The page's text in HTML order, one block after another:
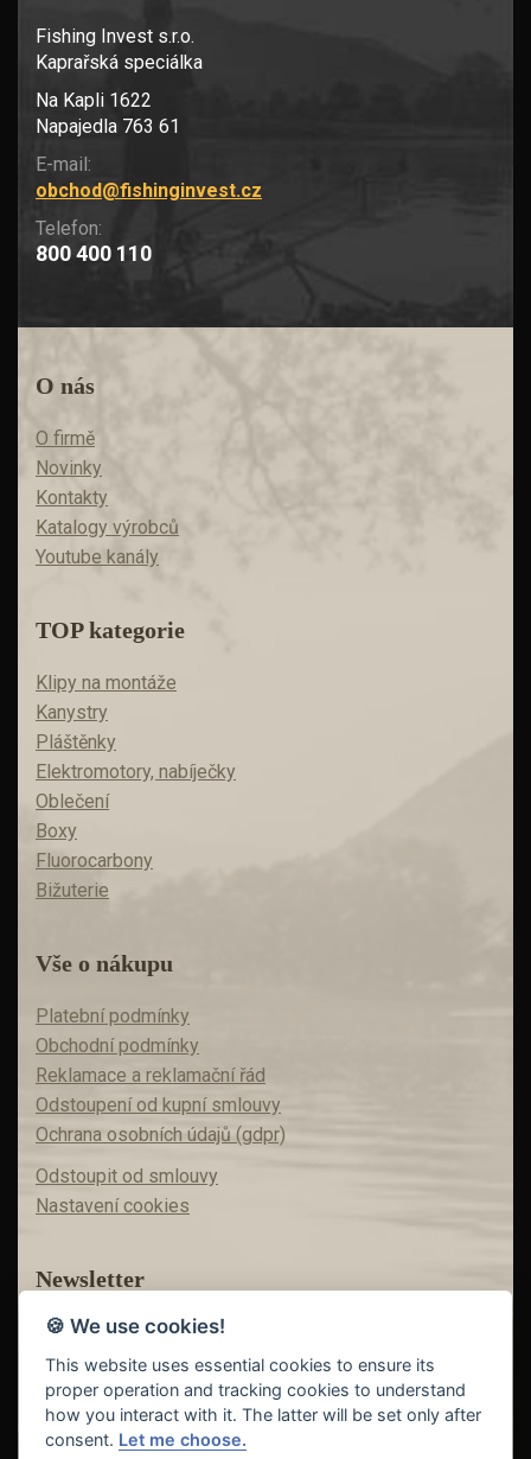
Fishing Invest s.r.o.
Kaprařská speciálka
Na Kapli 1622
Napajedla 763 61
E-mail:
obchod@fishinginvest.cz
Telefon:
800 400 110
O nás
O firmě
Novinky
Kontakty
Katalogy výrobců
Youtube kanály
TOP kategorie
Klipy na montáže
Kanystry
Pláštěnky
Elektromotory, nabíječky
Oblečení
Boxy
Fluorocarbony
Bižuterie
Vše o nákupu
Platební podmínky
Obchodní podmínky
Reklamace a reklamační řád
Odstoupení od kupní smlouvy
Ochrana osobních údajů (gdpr)
Odstoupit od smlouvy
Nastavení cookies
Newsletter
Máte zájem o akční nabídky?
Teď už vám nic neunikne!
🍪 We use cookies!
This website uses essential cookies to ensure its
proper operation and tracking cookies to understand
how you interact with it. The latter will be set only after
consent. Let me choose.